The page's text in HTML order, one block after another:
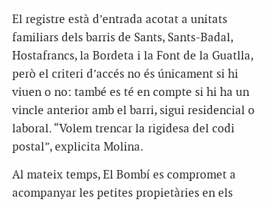
El registre està d’entrada acotat a unitats
familiars dels barris de Sants, Sants-Badal,
Hostafrancs, la Bordeta i la Font de la Guatlla,
però el criteri d’accés no és únicament si hi
viuen o no: també es té en compte si hi ha un
vincle anterior amb el barri, sigui residencial o
laboral. “Volem trencar la rigidesa del codi
postal”, explicita Molina.
Al mateix temps, El Bombí es compromet a
acompanyar les petites propietàries en els